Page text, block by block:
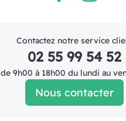
Contactez notre service
02 55 99 54 52
de 9h00 à 18h00 du lundi au
Nous contacter